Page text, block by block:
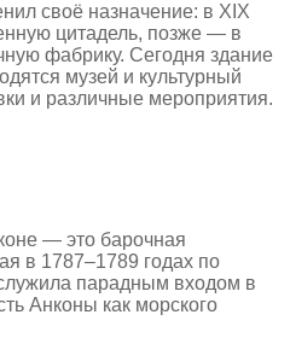
своё назначение: в XIX
цитадель, позже — в
фабрику. Сегодня здание
музей и культурный
и различные мероприятия.
— это барочная
в 1787–1789 годах по
парадным входом в
Анконы как морского